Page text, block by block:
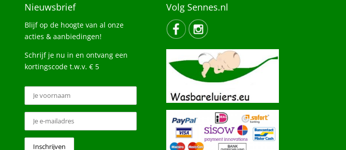
Nieuwsbrief
Blijf op de hoogte van al onze
acties & aanbiedingen!
Schrijf je nu in en ontvang een
kortingscode t.w.v. € 5
Volg Sennes.nl